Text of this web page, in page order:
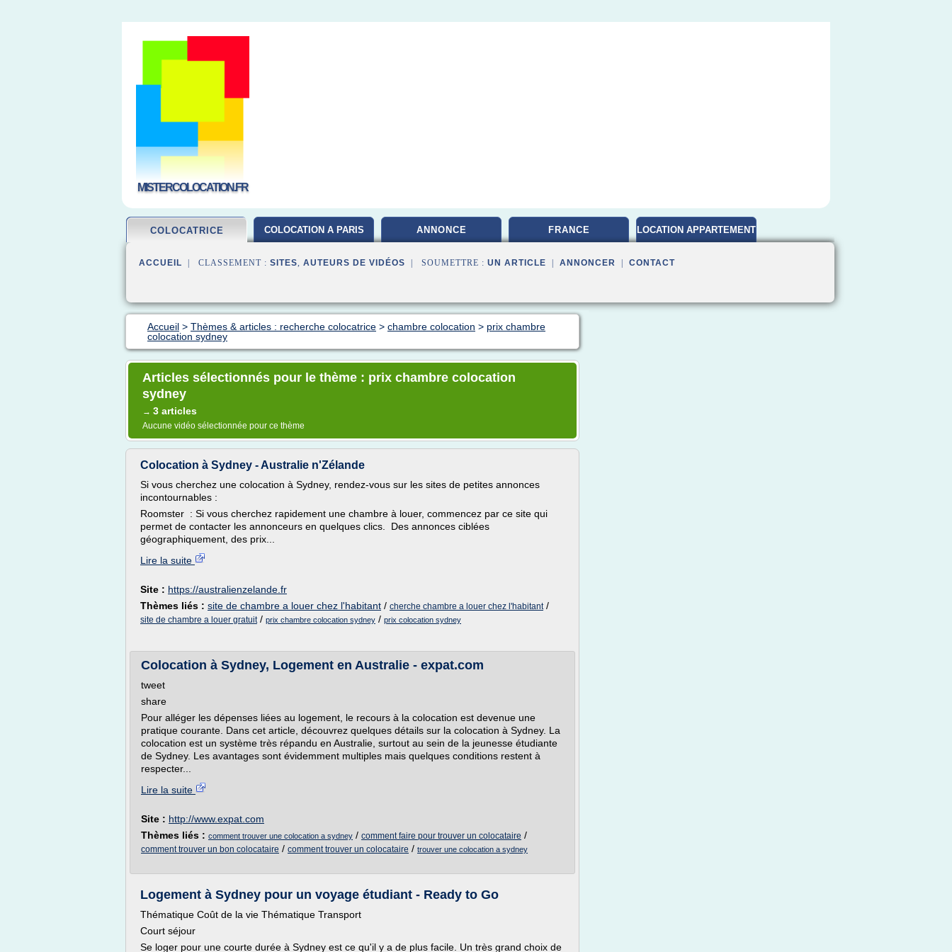
MISTERCOLOCATION.FR
COLOCATRICE COLOCATION A PARIS ANNONCE FRANCE LOCATION APPARTEMENT
ACCUEIL | CLASSEMENT : SITES, AUTEURS DE VIDÉOS | SOUMETTRE : UN ARTICLE ANNONCER CONTACT
Accueil > Thèmes & articles : recherche colocatrice > chambre colocation > prix chambre
colocation sydney
Articles sélectionnés pour le thème : prix chambre colocation
sydney
→ 3 articles
Aucune vidéo sélectionnée pour ce thème
Colocation à Sydney - Australie n'Zélande
Si vous cherchez une colocation à Sydney, rendez-vous sur les sites de petites annonces
incontournables :
Roomster : Si vous cherchez rapidement une chambre à louer, commencez par ce site qui
permet de contacter les annonceurs en quelques clics. Des annonces ciblées
géographiquement, des prix...
Lire la suite
Site : https://australienzelande.fr
Thèmes liés : site de chambre a louer chez l'habitant / cherche chambre a louer chez l'habitant/
site de chambre a louer gratuit/ prix chambre colocation sydney / prix colocation sydney
Colocation à Sydney, Logement en Australie - expat.com
tweet
share
Pour alléger les dépenses liées au logement, le recours à la colocation est devenue une
pratique courante. Dans cet article, découvrez quelques détails sur la colocation à Sydney. La
colocation est un système très répandu en Australie, surtout au sein de la jeunesse étudiante
de Sydney. Les avantages sont évidemment multiples mais quelques conditions restent à
respecter...
Lire la suite
Site : http://www.expat.com
Thèmes liés : comment trouver une colocation a sydney / comment faire pour trouver un colocataire /
comment trouver un bon colocataire / comment trouver un colocataire / trouver une colocation a sydney
Logement à Sydney pour un voyage étudiant - Ready to Go
Thématique Coût de la vie Thématique Transport
Court séjour
Se loger pour une courte durée à Sydney est ce qu'il y a de plus facile. Un très grand choix de